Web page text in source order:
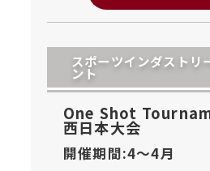
スポーツインダストリ
ント
One Shot
西日本大会
開催期間:4〜4月